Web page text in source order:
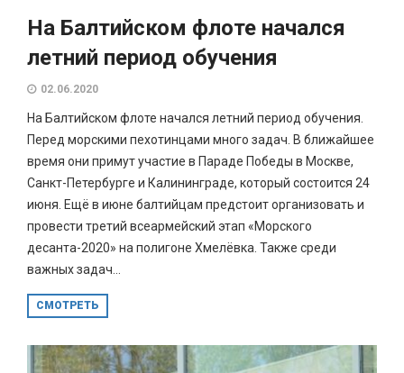
На Балтийском флоте начался
летний период обучения
02.06.2020
На Балтийском флоте начался летний период обучения.
Перед морскими пехотинцами много задач. В ближайшее
время они примут участие в Параде Победы в Москве,
Санкт-Петербурге и Калининграде, который состоится 24
июня. Ещё в июне балтийцам предстоит организовать и
провести третий всеармейский этап «Морского
десанта-2020» на полигоне Хмелёвка. Также среди
важных задач...
СМОТРЕТЬ